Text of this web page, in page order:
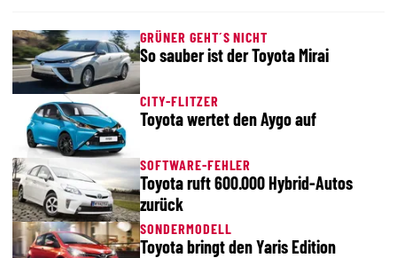
GRÜNER GEHT´S NICHT
So sauber ist der Toyota Mirai
CITY-FLITZER
Toyota wertet den Aygo auf
SOFTWARE-FEHLER
Toyota ruft 600.000 Hybrid-Autos
zurück
SONDERMODELL
Toyota bringt den Yaris Edition